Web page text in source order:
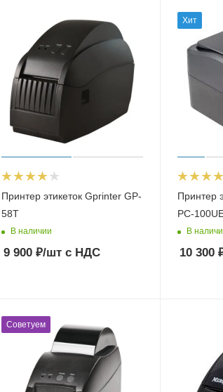
Принтер этикеток Gprinter GP-
58T
В наличии
9 900₽/штс НДС
Хит
Принтер
PC-
В
10 300
Советуем